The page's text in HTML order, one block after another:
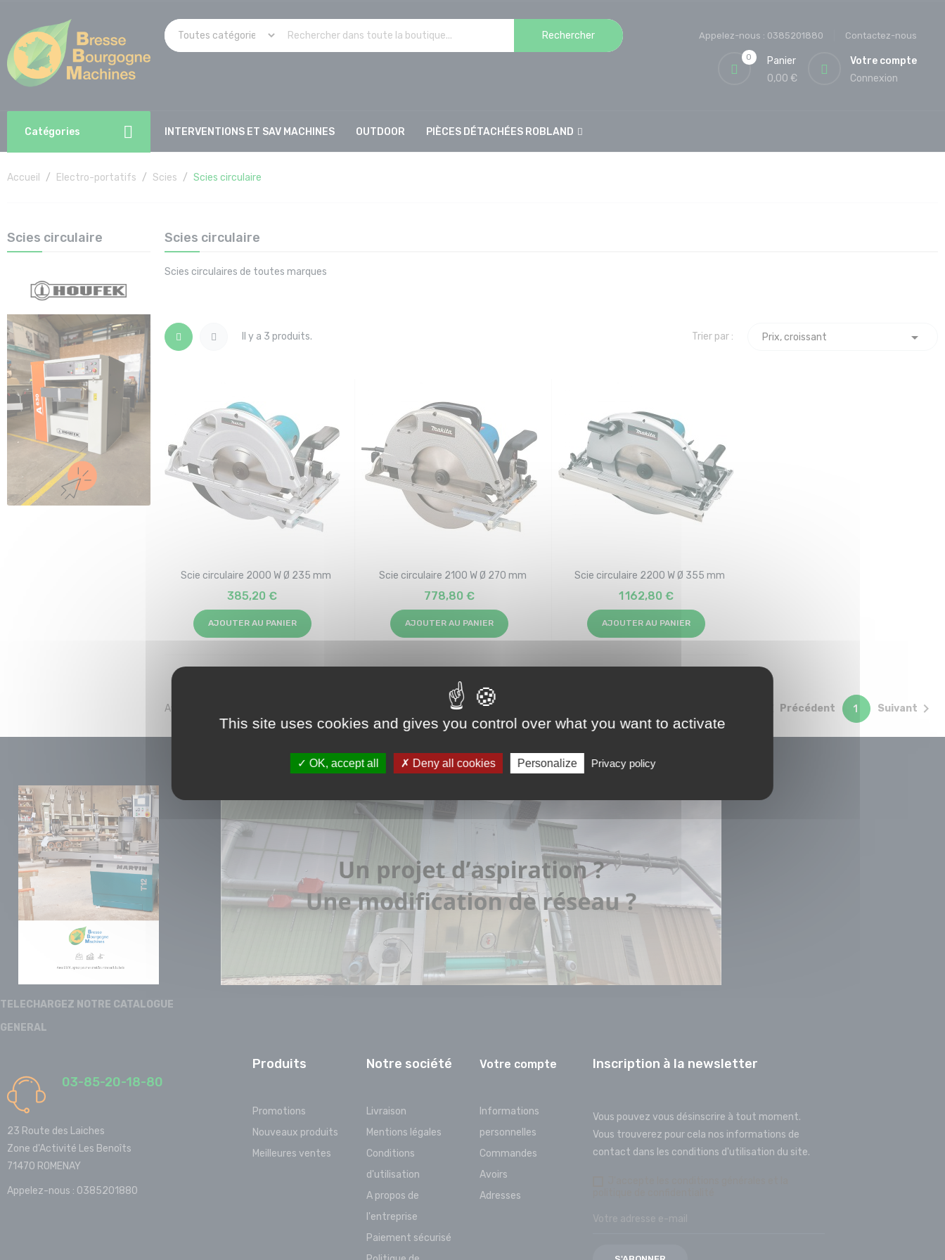
Rechercher Appelez-nous : 0385201880 Contactez-nous
Votre compte
Connexion
0
Panier
0,00 €
Catégories INTERVENTIONS ET SAV MACHINES OUTDOOR PIÈCES DÉTACHÉES ROBLAND
Accueil Electro-portatifs Scies Scies circulaire
Scies circulaire Scies circulaire
Scies circulaires de toutes marques
Il y a 3 produits. Trier par : Prix, croissant 
Scie circulaire 2000 W Ø 235 mm
385,20 €
AJOUTER AU PANIER
Scie circulaire 2100 W Ø 270 mm
778,80 €
AJOUTER AU PANIER
Scie circulaire 2200 W Ø 355 mm
1 162,80 €
AJOUTER AU PANIER
Affichage 1-3 de 3 article(s) Précédent 1 Suivant 
TELECHARGEZ NOTRE CATALOGUE
GENERAL
03-85-20-18-80
23 Route des Laiches
Zone d'Activité Les Benoîts
71470 ROMENAY
Appelez-nous : 0385201880
Produits
Promotions
Nouveaux produits
Meilleures ventes
Notre société
Livraison
Mentions légales
Conditions
d'utilisation
A propos de
l'entreprise
Paiement sécurisé
Votre compte
Informations
personnelles
Commandes
Avoirs
Adresses
Inscription à la newsletter
Vous pouvez vous désinscrire à tout moment.
Vous trouverez pour cela nos informations de
contact dans les conditions d'utilisation du site.
This site uses cookies and gives you control over what you want to activate
OK, accept all Deny all cookies Personalize Privacy policy